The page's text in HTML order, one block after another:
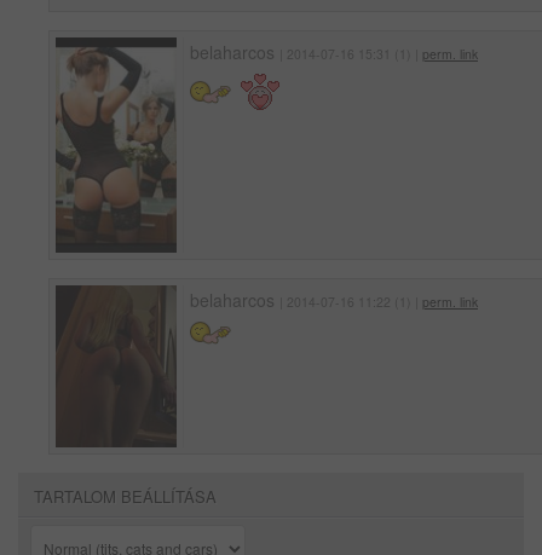
belaharcos | 2014-07-16 15:31 (1) | perm. link
belaharcos | 2014-07-16 11:22 (1) | perm. link
TARTALOM BEÁLLÍTÁSA